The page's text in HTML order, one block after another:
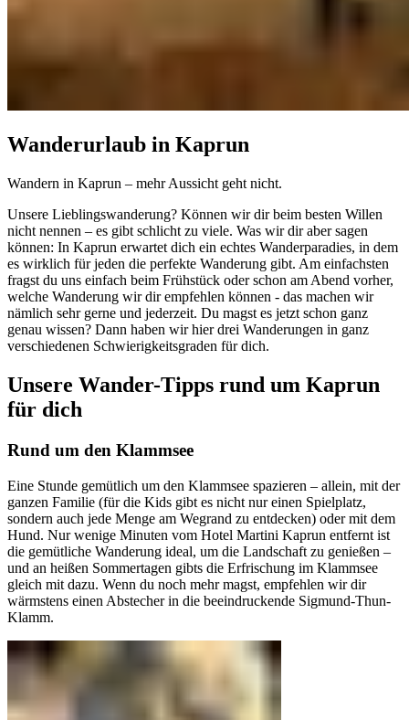
Wanderurlaub in Kaprun
Wandern in Kaprun – mehr Aussicht geht nicht.
Unsere Lieblingswanderung? Können wir dir beim besten Willen
nicht nennen – es gibt schlicht zu viele. Was wir dir aber sagen
können: In Kaprun erwartet dich ein echtes Wanderparadies, in dem
es wirklich für jeden die perfekte Wanderung gibt. Am einfachsten
fragst du uns einfach beim Frühstück oder schon am Abend vorher,
welche Wanderung wir dir empfehlen können - das machen wir
nämlich sehr gerne und jederzeit. Du magst es jetzt schon ganz
genau wissen? Dann haben wir hier drei Wanderungen in ganz
verschiedenen Schwierigkeitsgraden für dich.
Unsere Wander-Tipps rund um Kaprun
für dich
Rund um den Klammsee
Eine Stunde gemütlich um den Klammsee spazieren – allein, mit der
ganzen Familie (für die Kids gibt es nicht nur einen Spielplatz,
sondern auch jede Menge am Wegrand zu entdecken) oder mit dem
Hund. Nur wenige Minuten vom Hotel Martini Kaprun entfernt ist
die gemütliche Wanderung ideal, um die Landschaft zu genießen –
und an heißen Sommertagen gibts die Erfrischung im Klammsee
gleich mit dazu. Wenn du noch mehr magst, empfehlen wir dir
wärmstens einen Abstecher in die beeindruckende Sigmund-Thun-
Klamm.